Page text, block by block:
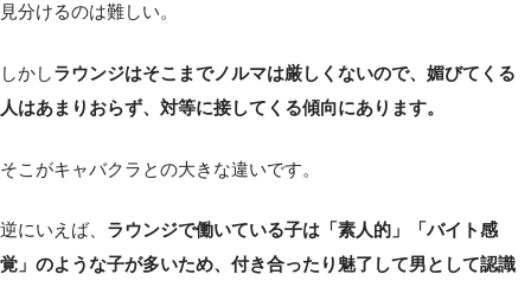
見分けるのは難しい。
しかしラウンジはそこまでノルマは厳しくないので、媚びてくる
人はあまりおらず、対等に接してくる傾向にあります。
そこがキャバクラとの大きな違いです。
逆にいえば、 ラウンジで働いている子は「素人的」「バイト感
覚」のような子が多いため、付き合ったり魅了して男として認識